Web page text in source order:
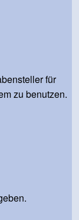
für
zu benutzen.